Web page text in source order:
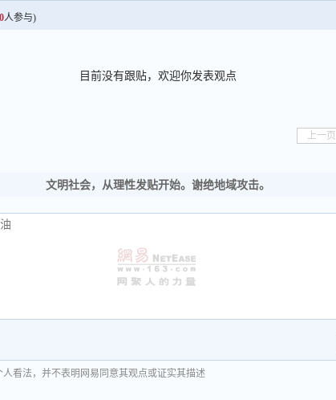
0人参与)
目前没有跟贴，欢迎你发表观点
上一页
文明社会，从理性发贴开始。谢绝地域攻击。
人看法，并不表明网易同意其观点或证实其描述